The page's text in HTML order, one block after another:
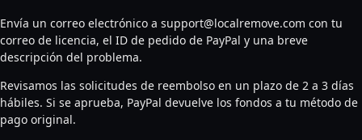
Envía un correo electrónico a support@localremove.com con tu
correo de licencia, el ID de pedido de PayPal y una breve
descripción del problema.
Revisamos las solicitudes de reembolso en un plazo de 2 a 3 días
hábiles. Si se aprueba, PayPal devuelve los fondos a tu método de
pago original.